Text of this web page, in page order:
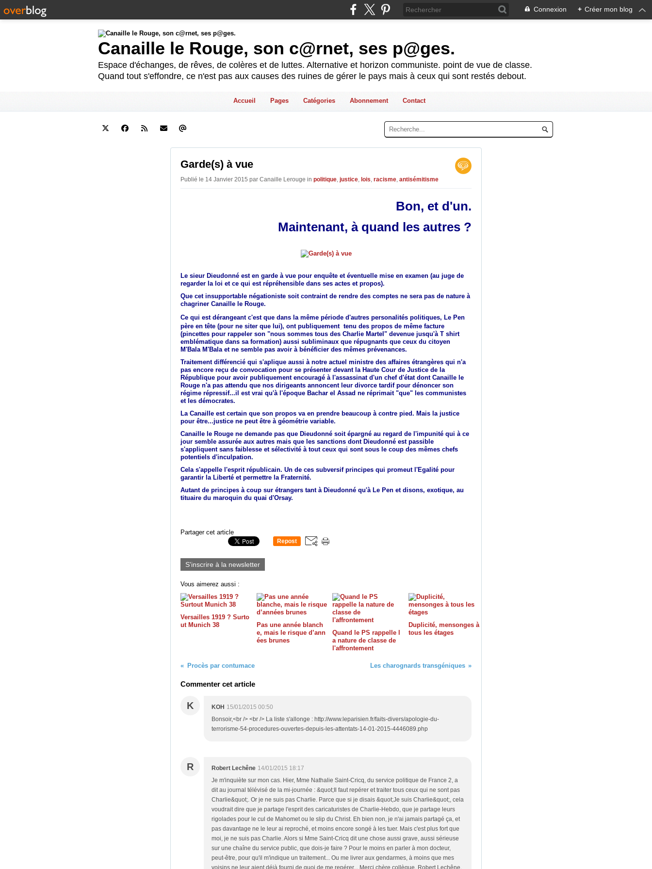
Connexion + Créer mon blog
Canaille le Rouge, son c@rnet, ses p@ges.
Espace d'échanges, de rêves, de colères et de luttes. Alternative et horizon communiste. point de vue de classe.
Quand tout s'effondre, ce n'est pas aux causes des ruines de gérer le pays mais à ceux qui sont restés debout.
Accueil Pages Catégories Abonnement Contact
Garde(s) à vue
Publié le 14 Janvier 2015 par Canaille Lerouge in politique justice lois racisme antisémitisme
Bon, et d'un.
Maintenant, à quand les autres ?
Le sieur Dieudonné est en garde à vue pour enquête et éventuelle mise en examen (au juge de
regarder la loi et ce qui est répréhensible dans ses actes et propos).
Que cet insupportable négationiste soit contraint de rendre des comptes ne sera pas de nature à
chagriner Canaille le Rouge.
Ce qui est dérangeant c'est que dans la même période d'autres personalités politiques, Le Pen
père en tête (pour ne siter que lui), ont publiquement tenu des propos de même facture
(pincettes pour rappeler son "nous sommes tous des Charlie Martel" devenue jusqu'à T shirt
emblématique dans sa formation) aussi subliminaux que répugnants que ceux du citoyen
M'Bala M'Bala et ne semble pas avoir à bénéficier des mêmes prévenances.
Traitement différencié qui s'aplique aussi à notre actuel ministre des affaires étrangères qui n'a
pas encore reçu de convocation pour se présenter devant la Haute Cour de Justice de la
République pour avoir publiquement encouragé à l'assassinat d'un chef d'état dont Canaille le
Rouge n'a pas attendu que nos dirigeants annoncent leur divorce tardif pour dénoncer son
régime répressif...il est vrai qu'à l'époque Bachar el Assad ne réprimait "que" les communistes
et les démocrates.
La Canaille est certain que son propos va en prendre beaucoup à contre pied. Mais la justice
pour être...justice ne peut être à géométrie variable.
Canaille le Rouge ne demande pas que Dieudonné soit épargné au regard de l'impunité qui à ce
jour semble assurée aux autres mais que les sanctions dont Dieudonné est passible
s'appliquent sans faiblesse et sélectivité à tout ceux qui sont sous le coup des mêmes chefs
potentiels d'inculpation.
Cela s'appelle l'esprit républicain. Un de ces subversif principes qui promeut l'Egalité pour
garantir la Liberté et permettre la Fraternité.
Autant de principes à coup sur étrangers tant à Dieudonné qu'à Le Pen et disons, exotique, au
tituaire du maroquin du quai d'Orsay.
Partager cet article
Repost
S'inscrire à la newsletter
Vous aimerez aussi :
Versailles 1919 ? Surto
ut Munich 38
Pas une année blanch
e, mais le risque d’ann
ées brunes
Quand le PS rappelle l
a nature de classe de
l'affrontement
Duplicité, mensonges à
tous les étages
Procès par contumace Les charognards transgéniques
Commenter cet article
K KOH 15/01/2015 00:50
Bonsoir,<br /> <br /> La liste s'allonge : http://www.leparisien.fr/faits-divers/apologie-du-
terrorisme-54-procedures-ouvertes-depuis-les-attentats-14-01-2015-4446089.php
R Robert Lechêne 14/01/2015 18:17
Je m'inquiète sur mon cas. Hier, Mme Nathalie Saint-Cricq, du service politique de France 2, a
dit au journal télévisé de la mi-journée : &quot;Il faut repérer et traiter tous ceux qui ne sont pas
Charlie&quot;. Or je ne suis pas Charlie. Parce que si je disais &quot;Je suis Charlie&quot;, cela
voudrait dire que je partage l'esprit des caricaturistes de Charlie-Hebdo, que je partage leurs
rigolades pour le cul de Mahomet ou le slip du Christ. Eh bien non, je n'ai jamais partagé ça, et
pas davantage ne le leur ai reproché, et moins encore songé à les tuer. Mais c'est plus fort que
moi, je ne suis pas Charlie. Alors si Mme Saint-Cricq dit une chose aussi grave, aussi sérieuse
sur une chaîne du service public, que dois-je faire ? Pour le moins en parler à mon docteur,
peut-être, pour qu'il m'indique un traitement... Ou me livrer aux gendarmes, à moins que mes
voisins ne leur aient déjà fourni de quoi de me repérer... Merci chère collègue. Robert Lechêne,